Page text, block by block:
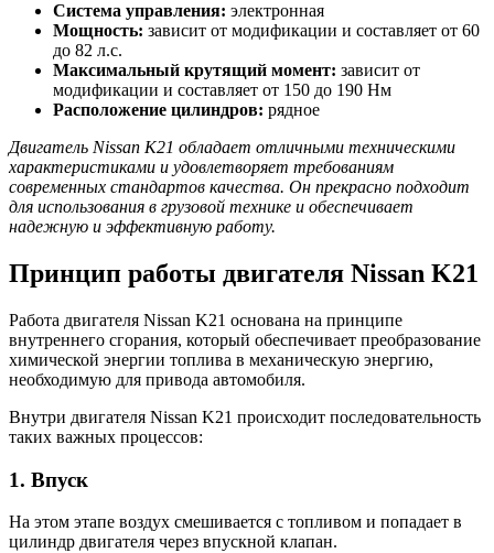
Система управления: электронная
Мощность: зависит от модификации и составляет от 60
до 82 л.с.
Максимальный крутящий момент: зависит от
модификации и составляет от 150 до 190 Нм
Расположение цилиндров: рядное
Двигатель Nissan K21 обладает отличными техническими
характеристиками и удовлетворяет требованиям
современных стандартов качества. Он прекрасно подходит
для использования в грузовой технике и обеспечивает
надежную и эффективную работу.
Принцип работы двигателя Nissan K21
Работа двигателя Nissan K21 основана на принципе
внутреннего сгорания, который обеспечивает преобразование
химической энергии топлива в механическую энергию,
необходимую для привода автомобиля.
Внутри двигателя Nissan K21 происходит последовательность
таких важных процессов:
1. Впуск
На этом этапе воздух смешивается с топливом и попадает в
цилиндр двигателя через впускной клапан.